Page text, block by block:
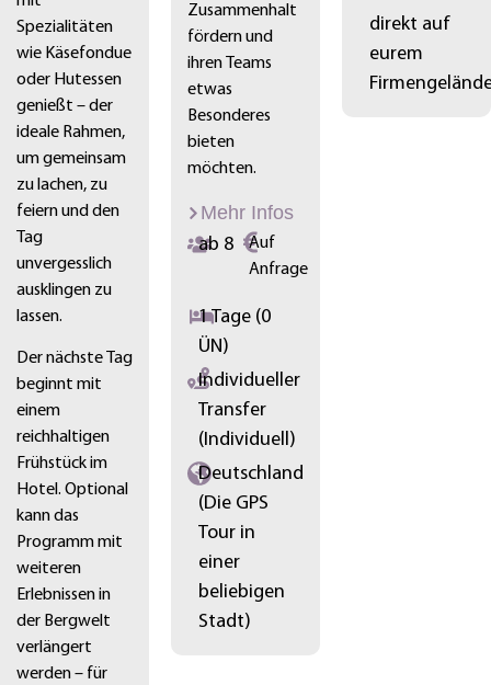
Spezialitäten
wie Käsefondue
oder Hutessen
genießt – der
ideale Rahmen,
um gemeinsam
zu lachen, zu
feiern und den
Tag
unvergesslich
ausklingen zu
lassen.
Der nächste Tag
beginnt mit
einem
reichhaltigen
Frühstück im
Hotel. Optional
kann das
Programm mit
weiteren
Erlebnissen in
der Bergwelt
verlängert
werden – für
Zusammenhalt
fördern und
ihren Teams
etwas
Besonderes
bieten
möchten.
Mehr Infos
ab 8
Auf
Anfrage
1 Tage (0
ÜN)
Individueller
Transfer
(Individuell)
Deutschland
(Die GPS
Tour in
einer
beliebigen
Stadt)
direkt auf
eurem